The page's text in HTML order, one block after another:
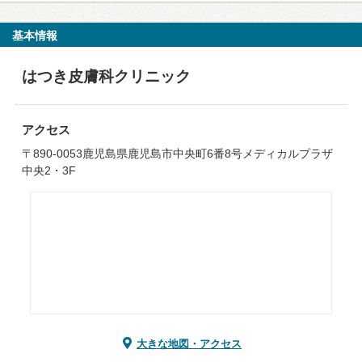
基本情報
はつき皮膚科クリニック
アクセス
〒890-0053鹿児島県鹿児島市中央町6番8号メディカルプラザ
中央2・3F
大きな地図・アクセス